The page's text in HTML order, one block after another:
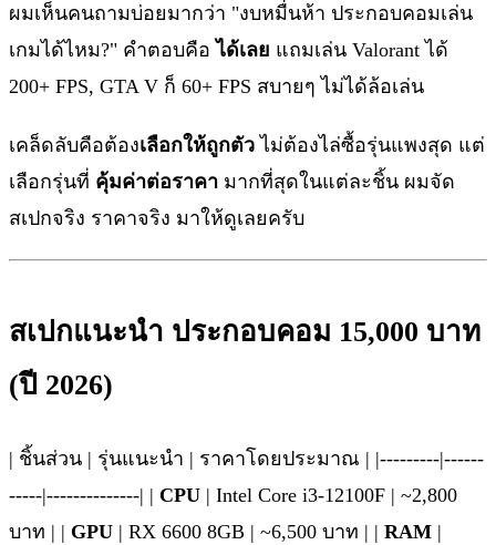
ผมเห็นคนถามบ่อยมากว่า "งบหมื่นห้า ประกอบคอมเล่น
เกมได้ไหม?" คำตอบคือได้เลย แถมเล่น Valorant ได้
200+ FPS, GTA V ก็ 60+ FPS สบายๆ ไม่ได้ล้อเล่น
เคล็ดลับคือต้องเลือกให้ถูกตัว ไม่ต้องไล่ซื้อรุ่นแพงสุด แต่
เลือกรุ่นที่ คุ้มค่าต่อราคา มากที่สุดในแต่ละชิ้น ผมจัด
สเปกจริง ราคาจริง มาให้ดูเลยครับ
สเปกแนะนำ ประกอบคอม 15,000 บาท
(ปี 2026)
| ชิ้นส่วน | รุ่นแนะนำ | ราคาโดยประมาณ | |---------|------
-----|--------------| | CPU | Intel Core i3-12100F | ~2,800
บาท | | GPU | RX 6600 8GB | ~6,500 บาท | | RAM |